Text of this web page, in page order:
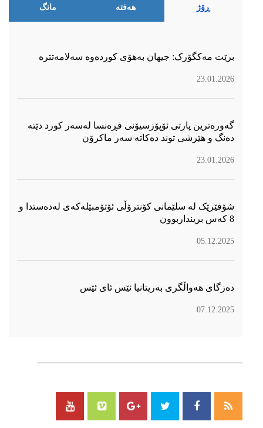
ڕۆژ هەفتە مانگ
برێت مەکگۆرک: جیهان بەهۆی کوردەوە سەلامەتترە
23.01.2026
گەورەترین پارتی ئۆپۆزسیۆنی فڕەنسا لەسەر كورد دێتە
دەنگ و هێرشی توند دەكاتە سەر ماكرۆن
23.01.2026
شۆفێرێک لە سلێمانی کۆنترۆڵی ئۆتۆمبێلەکەی لەدەستدا و
8 کەس برینداربوون
05.12.2025
دەزگای هەواڵگری بەریتانیا ئێس ئای ئێس
07.12.2025